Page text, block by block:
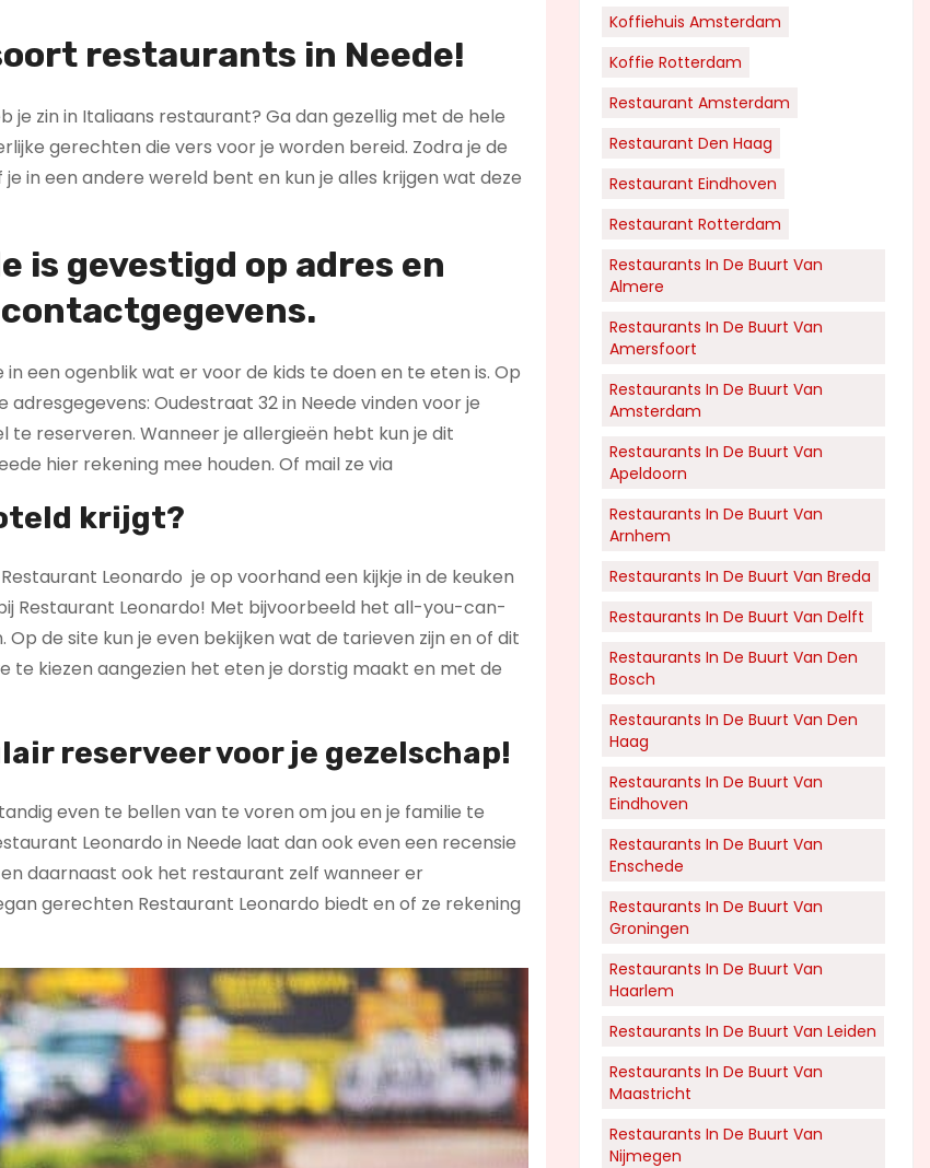
restaurants in Neede!
je zin in Italiaans restaurant? Ga dan gezellig met de hele
gerechten die vers voor je worden bereid. Zodra je de
in een andere wereld bent en kun je alles krijgen wat deze
is gevestigd op adres en
een ogenblik wat er voor de kids te doen en te eten is. Op
adresgegevens: Oudestraat 32 in Neede vinden voor je
reserveren. Wanneer je allergieën hebt kun je dit
hier rekening mee houden. Of mail ze via
krijgt?
Leonardo je op voorhand een kijkje in de keuken
Restaurant Leonardo! Met bijvoorbeeld het all-you-can-
de site kun je even bekijken wat de tarieven zijn en of dit
te kiezen aangezien het eten je dorstig maakt en met de
reserveer voor je gezelschap!
even te bellen van te voren om jou en je familie te
Leonardo in Neede laat dan ook even een recensie
daarnaast ook het restaurant zelf wanneer er
gerechten Restaurant Leonardo biedt en of ze rekening
Koffiehuis Amsterdam
Koffie Rotterdam
Restaurant Amsterdam
Restaurant Den Haag
Restaurant Eindhoven
Restaurant Rotterdam
Restaurants In De Buurt Van
Almere
Restaurants In De Buurt Van
Amersfoort
Restaurants In De Buurt Van
Amsterdam
Restaurants In De Buurt Van
Apeldoorn
Restaurants In De Buurt Van
Arnhem
Restaurants In De Buurt Van Breda
Restaurants In De Buurt Van Delft
Restaurants In De Buurt Van Den
Bosch
Restaurants In De Buurt Van Den
Haag
Restaurants In De Buurt Van
Eindhoven
Restaurants In De Buurt Van
Enschede
Restaurants In De Buurt Van
Groningen
Restaurants In De Buurt Van
Haarlem
Restaurants In De Buurt Van Leiden
Restaurants In De Buurt Van
Maastricht
Restaurants In De Buurt Van
Nijmegen